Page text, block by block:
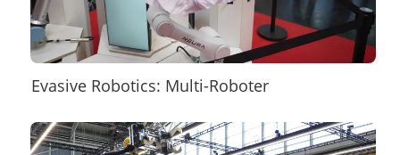
Evasive Robotics: Multi-Roboter